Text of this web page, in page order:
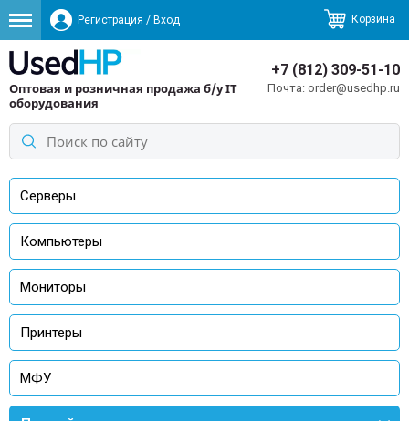
Регистрация / Вход Корзина
Оптовая и розничная продажа б/у IT
оборудования
+7 (812) 309-51-10
order@usedhp.ru
Серверы
Компьютеры
Мониторы
Принтеры
МФУ